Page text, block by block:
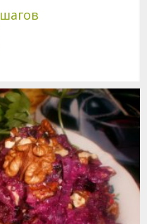
шагов